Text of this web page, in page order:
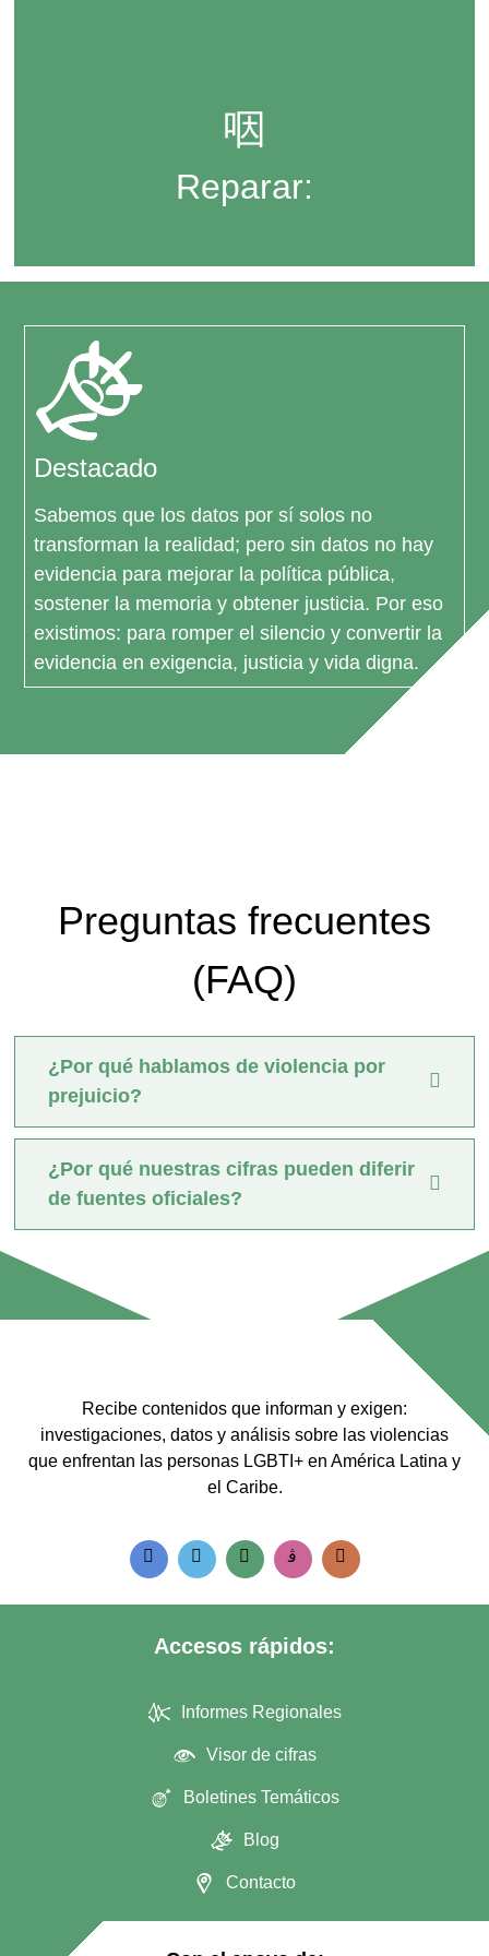
Reparar:
medidas integrales para familias
(consanguíneas y sociales) y comunidades,
permitan transformaciones sociales
Destacado
Sabemos que los datos por sí solos no
transforman la realidad; pero sin datos no hay
evidencia para mejorar la política pública,
sostener la memoria y obtener justicia. Por eso
existimos: para romper el silencio y convertir la
evidencia en exigencia, justicia y vida digna.
Preguntas frecuentes
(FAQ)
¿Por qué hablamos de violencia por
prejuicio?
¿Por qué nuestras cifras pueden diferir
de fuentes oficiales?
Recibe contenidos que informan y exigen:
investigaciones, datos y análisis sobre las violencias
que enfrentan las personas LGBTI+ en América Latina y
el Caribe.
Accesos rápidos:
Informes Regionales
Visor de cifras
Boletines Temáticos
Blog
Contacto